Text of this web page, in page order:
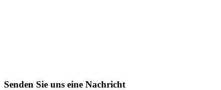
Senden Sie uns eine Nachricht